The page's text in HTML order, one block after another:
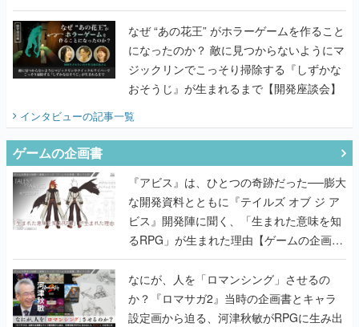
てみた
なぜ “あの花王” がホラーゲームを作ること
になったのか？ 敵に見つからないようにマ
ジックリンでこっそり掃除する『しずかな
おそうじ』が生まれるまで【開発座談会】
インタビューの記事一覧
ゲームの企画書
『アビス』は、ひとつの奇跡だった──膨大
な開発資料とともに『テイルズ オブ ジ ア
ビス』開発陣に聞く、「生まれた意味を知
るRPG」が生まれた理由【ゲームの企画
書】
なにが、人を「ロマンシング」させるの
か？『ロマサガ2』当時の企画書とキャラ
設定画から迫る、河津秋敏がRPGに生み出